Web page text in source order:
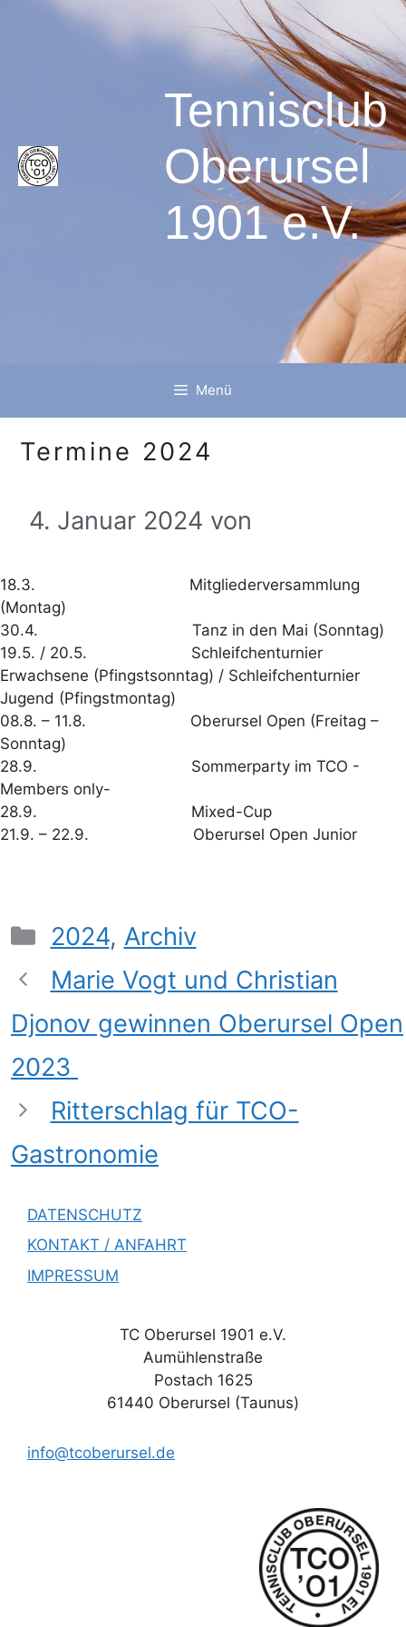
Tennisclub
Oberursel
1901 e.V.
Menü
Termine 2024
4. Januar 2024 von
18.3. Mitgliederversammlung
(Montag)
30.4. Tanz in den Mai (Sonntag)
19.5. / 20.5. Schleifchenturnier
Erwachsene (Pfingstsonntag) / Schleifchenturnier
Jugend (Pfingstmontag)
08.8. – 11.8. Oberursel Open (Freitag –
Sonntag)
28.9. Sommerparty im TCO -
Members only-
28.9. Mixed-Cup
21.9. – 22.9. Oberursel Open Junior
2024, Archiv
Marie Vogt und Christian
Djonov gewinnen Oberursel Open
2023
Ritterschlag für TCO-
Gastronomie
DATENSCHUTZ
KONTAKT / ANFAHRT
IMPRESSUM
TC Oberursel 1901 e.V.
Aumühlenstraße
Postach 1625
61440 Oberursel (Taunus)
info@tcoberursel.de